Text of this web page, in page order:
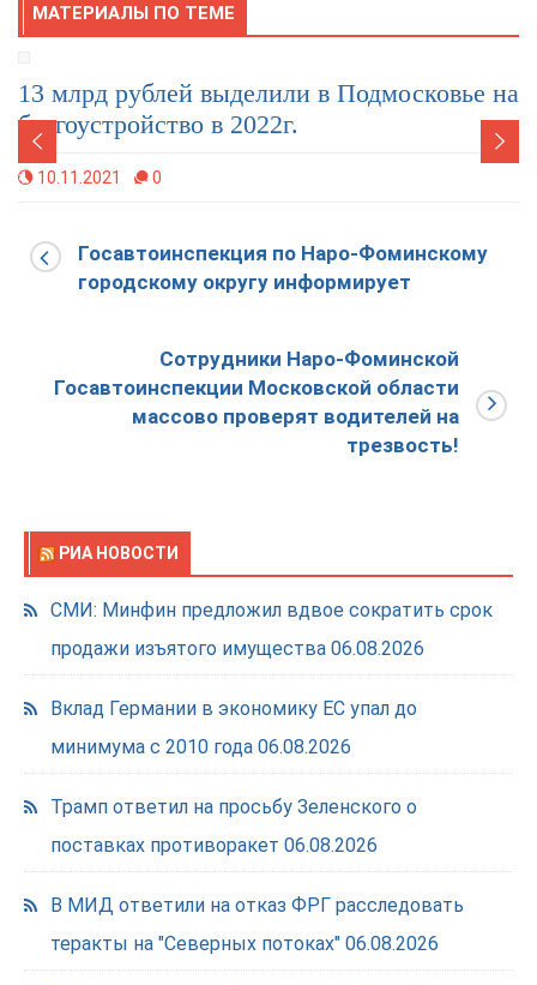
МАТЕРИАЛЫ ПО ТЕМЕ
13 млрд рублей выделили в Подмосковье на
благоустройство в 2022г.
10.11.2021 0
Госавтоинспекция по Наро-Фоминскому
городскому округу информирует
Сотрудники Наро-Фоминской
Госавтоинспекции Московской области
массово проверят водителей на
трезвость!
РИА НОВОСТИ
СМИ: Минфин предложил вдвое сократить срок
продажи изъятого имущества 06.08.2026
Вклад Германии в экономику ЕС упал до
минимума с 2010 года 06.08.2026
Трамп ответил на просьбу Зеленского о
поставках противоракет 06.08.2026
В МИД ответили на отказ ФРГ расследовать
теракты на "Северных потоках" 06.08.2026